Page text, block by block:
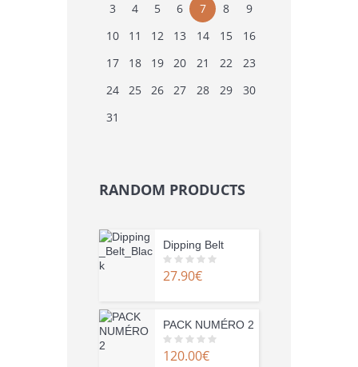
3
4 5 6 7 8
9
10
11 12 13 14 15
16
17
18 19 20 21 22
23
24
25 26 27 28 29
30
31
RANDOM PRODUCTS
Dipping Belt
0
o
5
27.90€
PACK NUMÉRO 2
0
o
120.00€